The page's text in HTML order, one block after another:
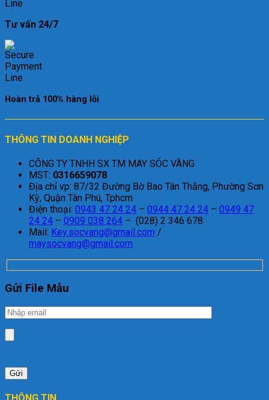
Tư vấn 24/7
Hoàn trả 100% hàng lỗi
THÔNG TIN DOANH NGHIỆP
CÔNG TY TNHH SX TM MAY SÓC VÀNG
MST: 0316659078
Địa chỉ vp: 87/32 Đường Bờ Bao Tân Thắng, Phường Sơn
Kỳ, Quận Tân Phú, Tphcm
Điện thoại: 0943 47 24 24 – 0944 47 24 24 – 0949 47
24 24 – 0909 038 264 – (028) 2 346 678
Mail: Key.socvang@gmail.com /
maysocvang@gmail.com
Gửi File Mẫu